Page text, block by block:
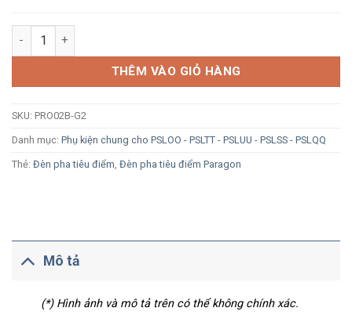
Khớp nối chữ I Paragon PRO02B-G2 màu đen số lượng
THÊM VÀO GIỎ HÀNG
SKU: PRO02B-G2
Danh mục: Phụ kiện chung cho PSLOO - PSLTT - PSLUU - PSLSS - PSLQQ
Thẻ: Đèn pha tiêu điểm Đèn pha tiêu điểm Paragon
Mô tả
(*) Hình ảnh và mô tả trên có thể không chính xác.